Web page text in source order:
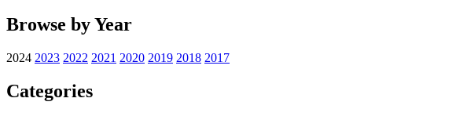
Browse by Year
2024 2023 2022 2021 2020 2019 2018 2017
Categories